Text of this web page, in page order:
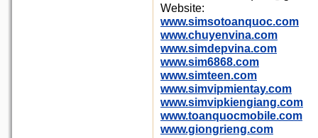
Website:
www.simsotoanquoc.com
www.chuyenvina.com
www.simdepvina.com
www.sim6868.com
www.simteen.com
www.simvipmientay.com
www.simvipkiengiang.com
www.toanquocmobile.com
www.giongrieng.com